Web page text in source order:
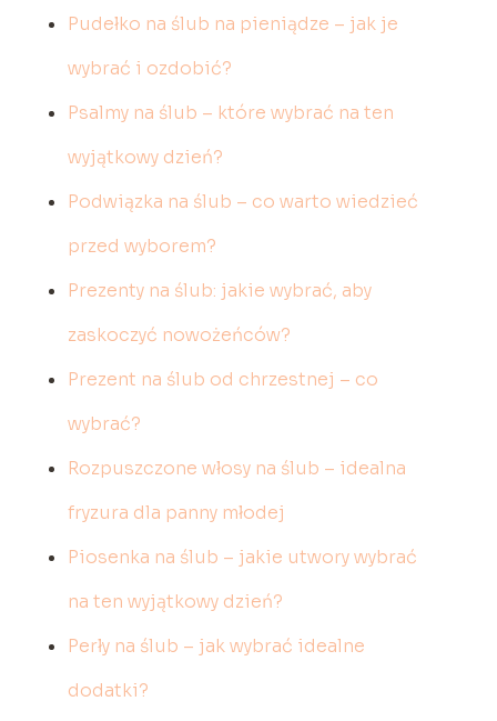
Pudełko na ślub na pieniądze – jak je
wybrać i ozdobić?
Psalmy na ślub – które wybrać na ten
wyjątkowy dzień?
Podwiązka na ślub – co warto wiedzieć
przed wyborem?
Prezenty na ślub: jakie wybrać, aby
zaskoczyć nowożeńców?
Prezent na ślub od chrzestnej – co
wybrać?
Rozpuszczone włosy na ślub – idealna
fryzura dla panny młodej
Piosenka na ślub – jakie utwory wybrać
na ten wyjątkowy dzień?
Perły na ślub – jak wybrać idealne
dodatki?